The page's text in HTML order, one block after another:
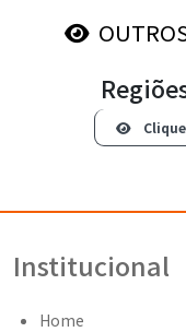
Institucional
Home